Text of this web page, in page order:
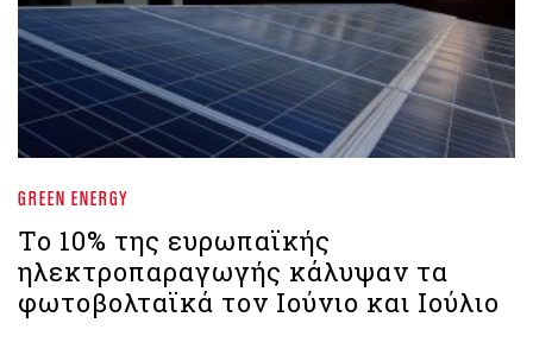
GREEN ENERGY
Το 10% της ευρωπαϊκής
ηλεκτροπαραγωγής κάλυψαν τα
φωτοβολταϊκά τον Ιούνιο και Ιούλιο